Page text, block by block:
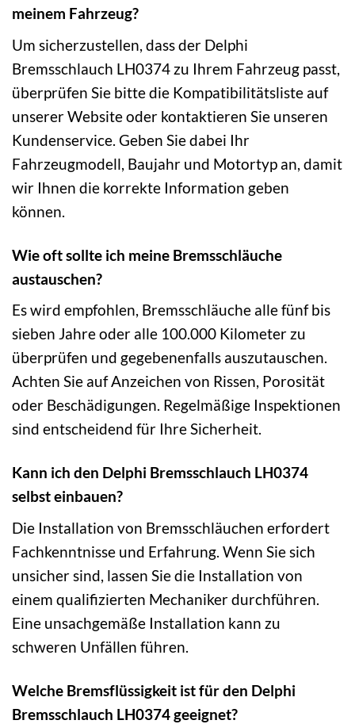
meinem Fahrzeug?
Um sicherzustellen, dass der Delphi
Bremsschlauch LH0374 zu Ihrem Fahrzeug passt,
überprüfen Sie bitte die Kompatibilitätsliste auf
unserer Website oder kontaktieren Sie unseren
Kundenservice. Geben Sie dabei Ihr
Fahrzeugmodell, Baujahr und Motortyp an, damit
wir Ihnen die korrekte Information geben
können.
Wie oft sollte ich meine Bremsschläuche
austauschen?
Es wird empfohlen, Bremsschläuche alle fünf bis
sieben Jahre oder alle 100.000 Kilometer zu
überprüfen und gegebenenfalls auszutauschen.
Achten Sie auf Anzeichen von Rissen, Porosität
oder Beschädigungen. Regelmäßige Inspektionen
sind entscheidend für Ihre Sicherheit.
Kann ich den Delphi Bremsschlauch LH0374
selbst einbauen?
Die Installation von Bremsschläuchen erfordert
Fachkenntnisse und Erfahrung. Wenn Sie sich
unsicher sind, lassen Sie die Installation von
einem qualifizierten Mechaniker durchführen.
Eine unsachgemäße Installation kann zu
schweren Unfällen führen.
Welche Bremsflüssigkeit ist für den Delphi
Bremsschlauch LH0374 geeignet?